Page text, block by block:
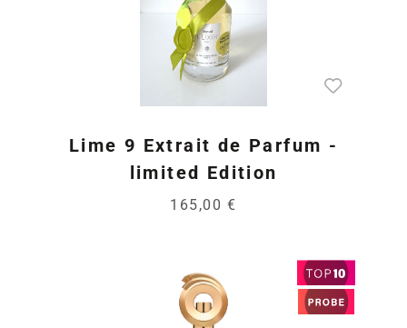
Lime 9 Extrait de Parfum -
limited Edition
165,00 €